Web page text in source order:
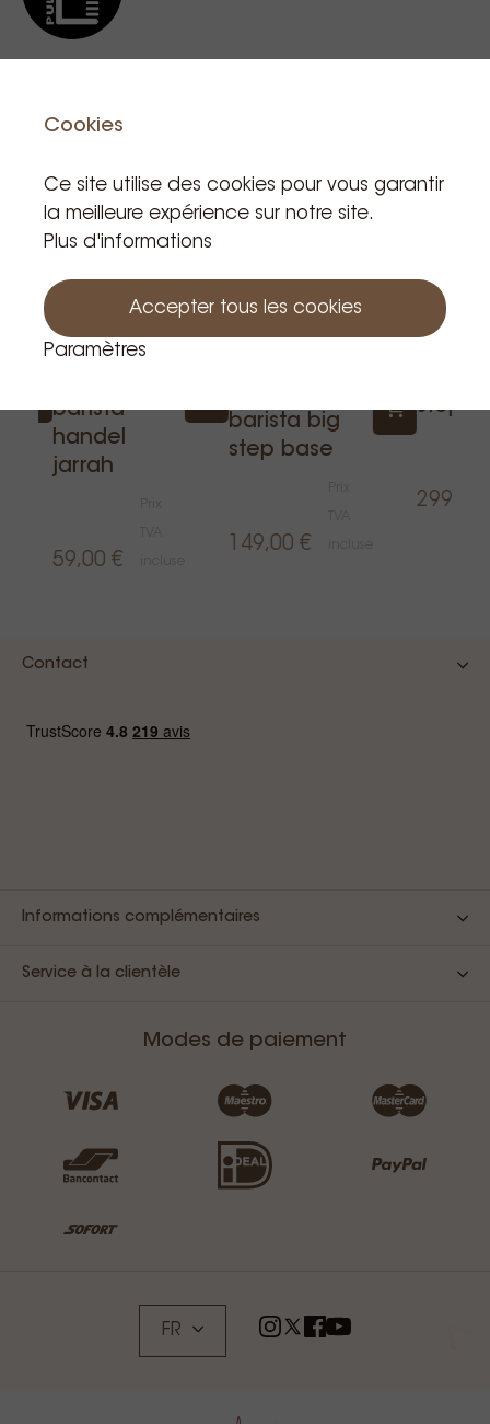
barista
handel
jarrah
59,00 €
barista big
step base
149,00 €
step
299,00
Contact
Informations complémentaires
Service à la clientèle
Modes de paiement
FR
Cookies
Ce site utilise des cookies pour vous garantir
la meilleure expérience sur notre site.
Plus d'informations
Accepter tous les cookies
Paramètres